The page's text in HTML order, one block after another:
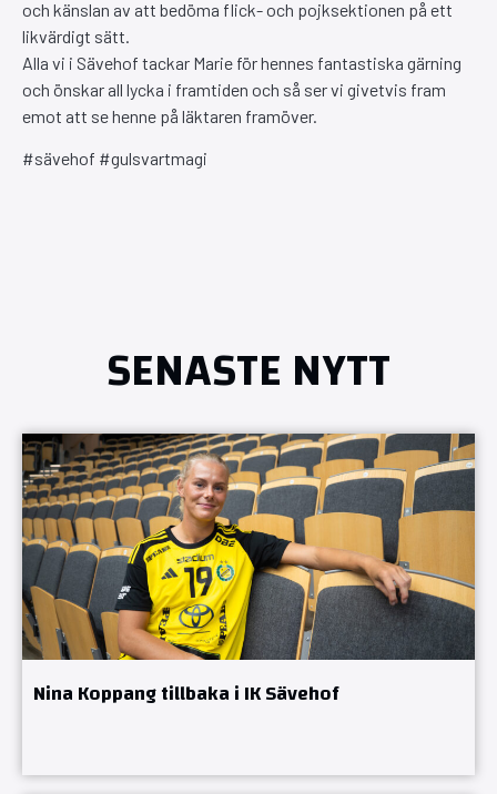
och känslan av att bedöma flick- och pojksektionen på ett
likvärdigt sätt.
Alla vi i Sävehof tackar Marie för hennes fantastiska gärning
och önskar all lycka i framtiden och så ser vi givetvis fram
emot att se henne på läktaren framöver.
#sävehof #gulsvartmagi
SENASTE NYTT
Nina Koppang tillbaka i IK Sävehof